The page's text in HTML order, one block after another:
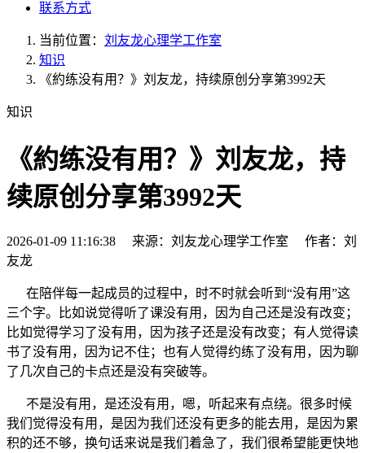
联系方式
当前位置： 刘友龙心理学工作室
知识
《約练没有用？》刘友龙，持续原创分享第3992天
知识
《約练没有用？》刘友龙，持
续原创分享第3992天
2026-01-09 11:16:38 来源：刘友龙心理学工作室 作者：刘
友龙
在陪伴每一起成员的过程中，时不时就会听到“没有用”这
三个字。比如说觉得听了课没有用，因为自己还是没有改变；
比如觉得学习了没有用，因为孩子还是没有改变；有人觉得读
书了没有用，因为记不住；也有人觉得约练了没有用，因为聊
了几次自己的卡点还是没有突破等。
不是没有用，是还没有用，嗯，听起来有点绕。很多时候
我们觉得没有用，是因为我们还没有更多的能去用，是因为累
积的还不够，换句话来说是我们着急了，我们很希望能更快地